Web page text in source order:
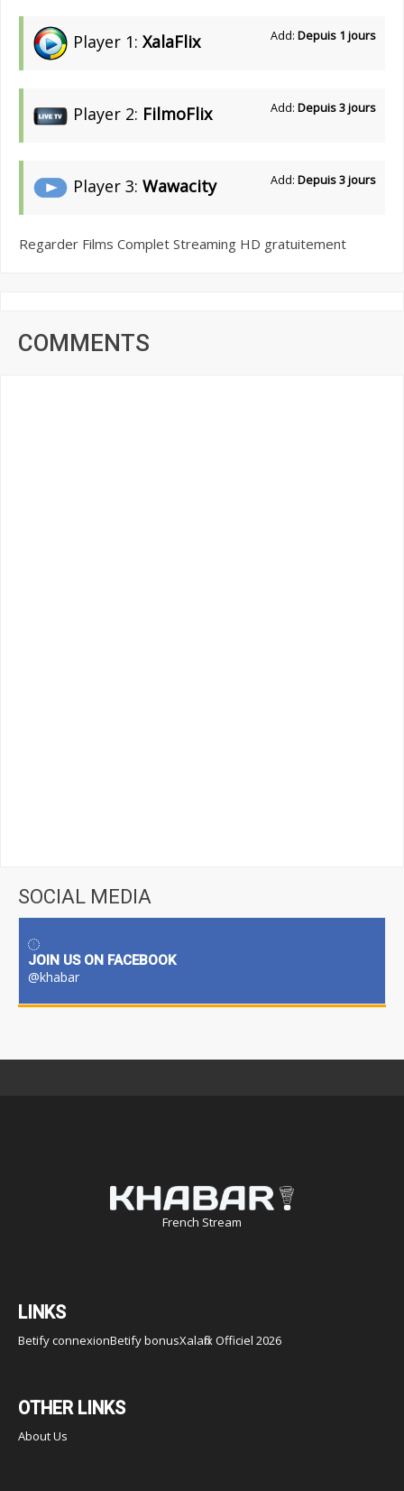
Player 1: XalaFlix Add: Depuis 1 jours
Player 2: FilmoFlix Add: Depuis 3 jours
Player 3: Wawacity Add: Depuis 3 jours
Regarder Films Complet Streaming HD gratuitement
COMMENTS
SOCIAL MEDIA
JOIN US ON FACEBOOK
@khabar
French Stream
LINKS
Betify connexionBetify bonusXalaflix Officiel 2026
OTHER LINKS
About Us